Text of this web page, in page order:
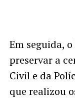
Em seguida,
preservar a
Civil e da
que realizou